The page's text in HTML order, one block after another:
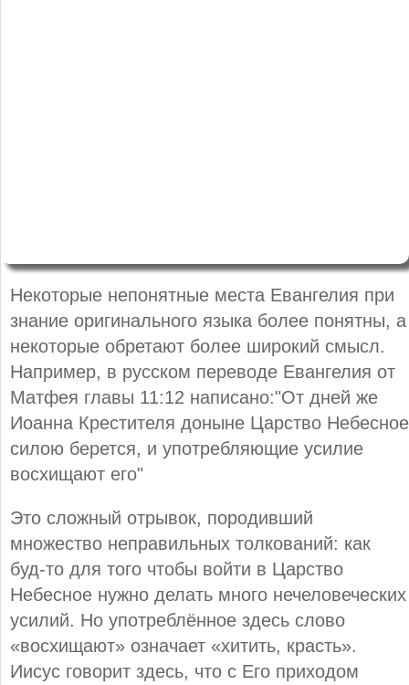
Некоторые непонятные места Евангелия при
знание оригинального языка более понятны, а
некоторые обретают более широкий смысл.
Например, в русском переводе Евангелия от
Матфея главы 11:12 написано:"От дней же
Иоанна Крестителя доныне Царство Небесное
силою берется, и употребляющие усилие
восхищают его"
Это сложный отрывок, породивший
множество неправильных толкований: как
буд-то для того чтобы войти в Царство
Небесное нужно делать много нечеловеческих
усилий. Но употреблённое здесь слово
«восхищают» означает «хитить, красть».
Иисус говорит здесь, что с Его приходом